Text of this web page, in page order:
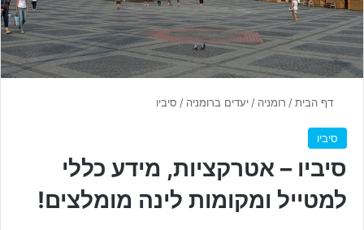
דף הבית/ רומניה /יעדים ברומניה / סיביו
סיביו
סיביו – אטרקציות, מידע כללי
למטייל ומקומות לינה מומלצים!